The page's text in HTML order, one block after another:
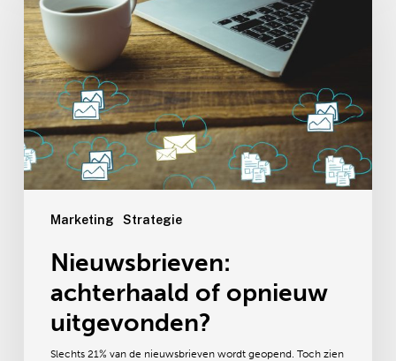
Marketing Strategie
of
opnieuw
uitgevonden?
Nieuwsbrieven:
achterhaald of opnieuw
uitgevonden?
Slechts 21% van de nieuwsbrieven wordt geopend. Toch zien